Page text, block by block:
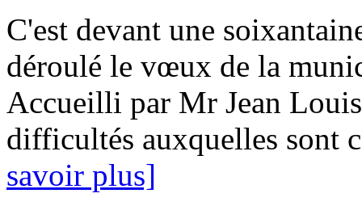
C'est devant une
déroulé le vœux de la
Accueilli par Mr Jean
difficultés auxquelles sont
savoir plus]